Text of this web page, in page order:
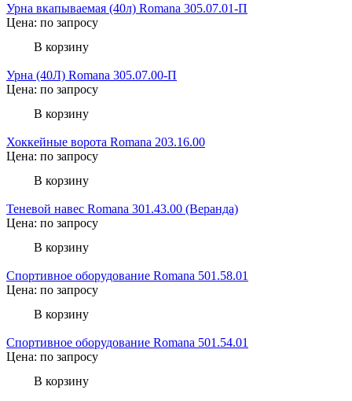
Урна вкапываемая (40л) Romana 305.07.01-П
Цена: по запросу
В корзину
Урна (40Л) Romana 305.07.00-П
Цена: по запросу
В корзину
Хоккейные ворота Romana 203.16.00
Цена: по запросу
В корзину
Теневой навес Romana 301.43.00 (Веранда)
Цена: по запросу
В корзину
Спортивное оборудование Romana 501.58.01
Цена: по запросу
В корзину
Спортивное оборудование Romana 501.54.01
Цена: по запросу
В корзину